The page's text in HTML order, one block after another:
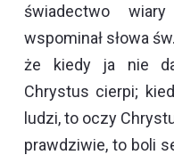
świadectwo
wspominał słowa
że kiedy ja nie
Chrystus cierpi;
ludzi, to oczy
prawdziwie, to boli